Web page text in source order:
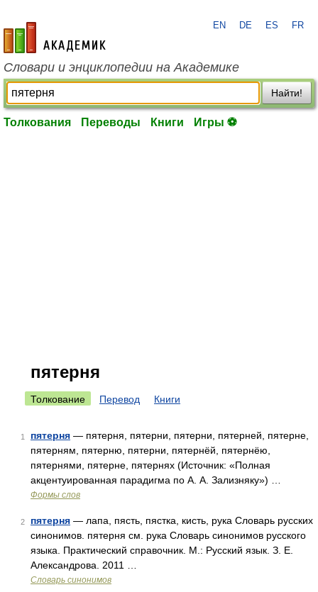
academic.ru
EN DE ES FR
Словари и энциклопедии на Академике
Найти!
Толкования Переводы Книги Игры ⚽
пятерня
Толкование Перевод Книги
1 пятерня — пятерня, пятерни, пятерни, пятерней, пятерне,
пятерням, пятерню, пятерни, пятернёй, пятернёю,
пятернями, пятерне, пятернях (Источник: «Полная
акцентуированная парадигма по А. А. Зализняку») …
Формы слов
2 пятерня — лапа, пясть, пястка, кисть, рука Словарь русских
синонимов. пятерня см. рука Словарь синонимов русского
языка. Практический справочник. М.: Русский язык. З. Е.
Александрова. 2011 …
Словарь синонимов